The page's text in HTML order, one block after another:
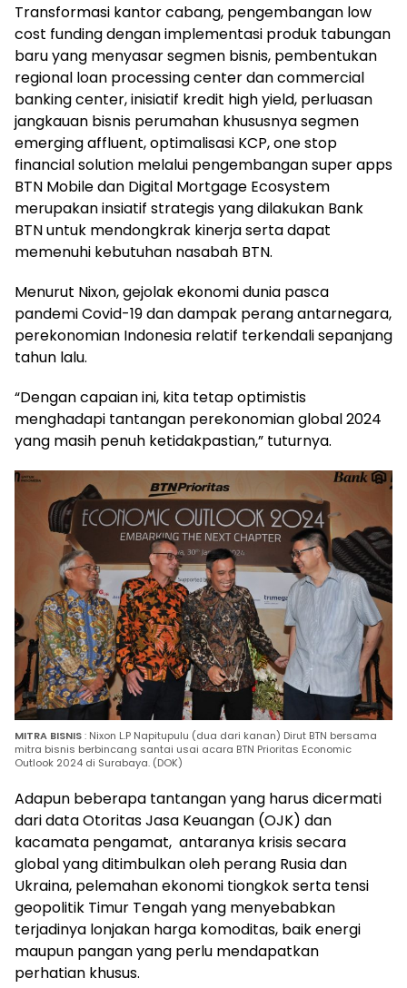
Transformasi kantor cabang, pengembangan low
cost funding dengan implementasi produk tabungan
baru yang menyasar segmen bisnis, pembentukan
regional loan processing center dan commercial
banking center, inisiatif kredit high yield, perluasan
jangkauan bisnis perumahan khususnya segmen
emerging affluent, optimalisasi KCP, one stop
financial solution melalui pengembangan super apps
BTN Mobile dan Digital Mortgage Ecosystem
merupakan insiatif strategis yang dilakukan Bank
BTN untuk mendongkrak kinerja serta dapat
memenuhi kebutuhan nasabah BTN.
Menurut Nixon, gejolak ekonomi dunia pasca
pandemi Covid-19 dan dampak perang antarnegara,
perekonomian Indonesia relatif terkendali sepanjang
tahun lalu.
“Dengan capaian ini, kita tetap optimistis
menghadapi tantangan perekonomian global 2024
yang masih penuh ketidakpastian,” tuturnya.
MITRA BISNIS: Nixon L.P Napitupulu (dua dari kanan) Dirut BTN bersama
mitra bisnis berbincang santai usai acara BTN Prioritas Economic
Outlook 2024 di Surabaya. (DOK)
Adapun beberapa tantangan yang harus dicermati
dari data Otoritas Jasa Keuangan (OJK) dan
kacamata pengamat, antaranya krisis secara
global yang ditimbulkan oleh perang Rusia dan
Ukraina, pelemahan ekonomi tiongkok serta tensi
geopolitik Timur Tengah yang menyebabkan
terjadinya lonjakan harga komoditas, baik energi
maupun pangan yang perlu mendapatkan
perhatian khusus.